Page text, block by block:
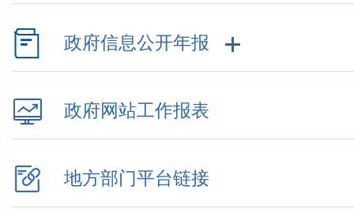
政府信息公开年报
政府网站工作报表
地方部门平台链接